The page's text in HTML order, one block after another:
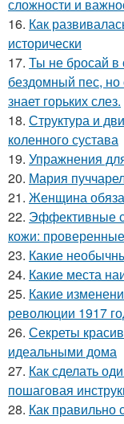
сложности и
16. Как
исторически
17. Ты не бросай в
бездомный пес, но
знает горьких слез.
18. Структура и
коленного сустава
19. Упражнения
20. Мария
21. Женщина
22. Эффективные
кожи:
23. Какие
24. Какие места
25. Какие
революции 1917
26. Секреты
идеальными дома
27. Как сделать
пошаговая
28. Как правильно